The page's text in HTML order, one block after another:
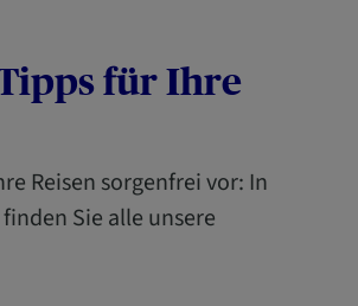
für Ihre
Reisen sorgenfrei vor: In
Sie alle unsere